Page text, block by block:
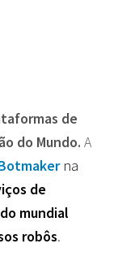
de
do Mundo.A
na
de
mundial
robôs.